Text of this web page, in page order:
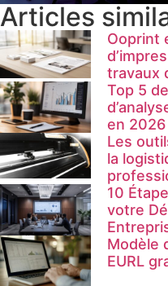
Articles
Ooprint
travaux
Top 5
en
Les
la
10
votre
Modèle
EURL